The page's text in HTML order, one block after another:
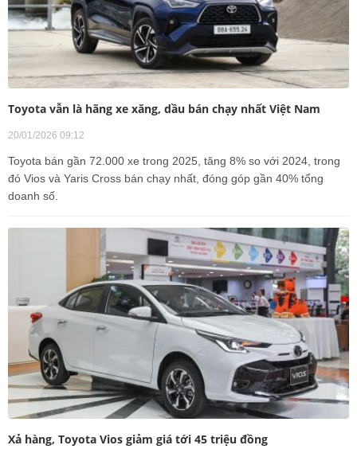
Toyota vẫn là hãng xe xăng, dầu bán chạy nhất Việt Nam
20/01/2026 09:12
Toyota bán gần 72.000 xe trong 2025, tăng 8% so với 2024, trong
đó Vios và Yaris Cross bán chạy nhất, đóng góp gần 40% tổng
doanh số.
Xả hàng, Toyota Vios giảm giá tới 45 triệu đồng